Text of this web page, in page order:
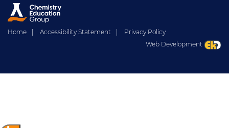
Home | Accessibility Statement |
Privacy Policy
Web Development